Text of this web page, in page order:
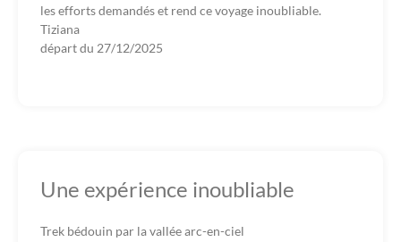
les efforts demandés et rend ce voyage inoubliable.
Tiziana
départ du 27/12/2025
Une expérience inoubliable
Trek bédouin par la vallée arc-en-ciel